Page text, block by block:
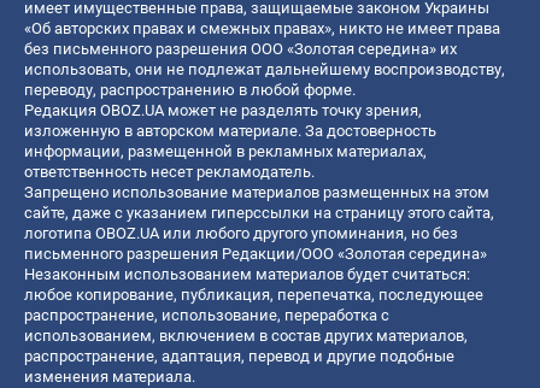
имеет имущественные права, защищаемые законом Украины
«Об авторских правах и смежных правах», никто не имеет права
без письменного разрешения ООО «Золотая середина» их
использовать, они не подлежат дальнейшему воспроизводству,
переводу, распространению в любой форме.
Редакция OBOZ.UA может не разделять точку зрения,
изложенную в авторском материале. За достоверность
информации, размещенной в рекламных материалах,
ответственность несет рекламодатель.
Запрещено использование материалов размещенных на этом
сайте, даже с указанием гиперссылки на страницу этого сайта,
логотипа OBOZ.UA или любого другого упоминания, но без
письменного разрешения Редакции/ООО «Золотая середина»
Незаконным использованием материалов будет считаться:
любое копирование, публикация, перепечатка, последующее
распространение, использование, переработка с
использованием, включением в состав других материалов,
распространение, адаптация, перевод и другие подобные
изменения материала.